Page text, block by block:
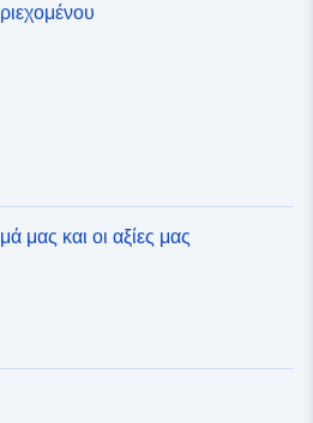
μας και οι αξίες μας